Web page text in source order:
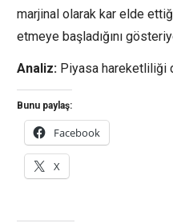
marjinal olarak kar elde
etmeye başladığını
Analiz: Piyasa hareketliliği
Bunu paylaş:
Facebook
X